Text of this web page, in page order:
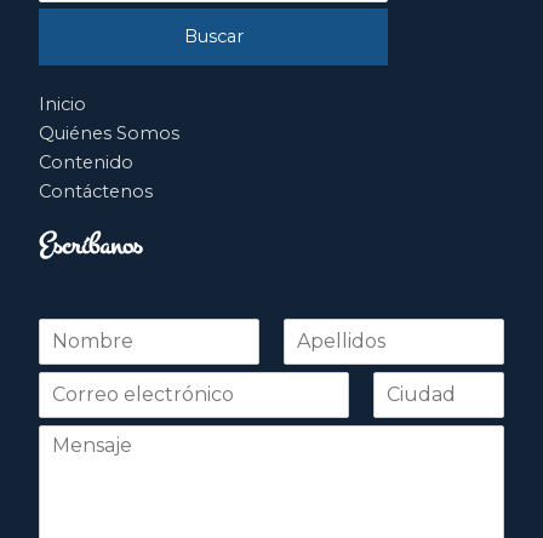
Inicio
Quiénes Somos
Contenido
Contáctenos
Escríbanos
N
m
r
Nombre Apellidos